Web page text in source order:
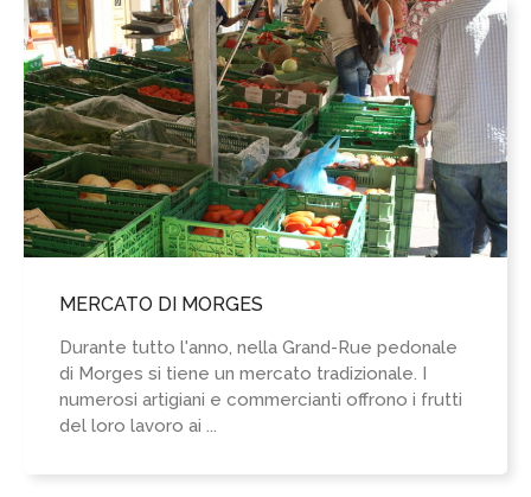
MERCATO DI MORGES
Durante tutto l'anno, nella Grand-Rue pedonale
di Morges si tiene un mercato tradizionale. I
numerosi artigiani e commercianti offrono i frutti
del loro lavoro ai ...